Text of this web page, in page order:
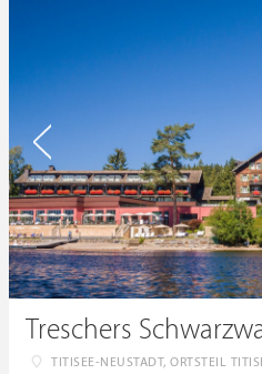
Treschers
TITISEE-NEUSTADT, ORTSTEIL